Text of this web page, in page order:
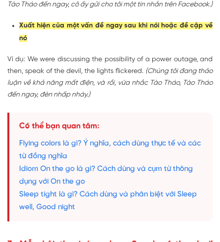
Tào Tháo đến ngay, cô ấy gửi cho tôi một tin nhắn trên Facebook.)
Xuất hiện của một vấn đề ngay sau khi nói hoặc đề cập về
nó
Ví dụ: We were discussing the possibility of a power outage, and
then, speak of the devil , the lights flickered. (Chúng tôi đang thảo
luận về khả năng mất điện, và rồi, vừa nhắc Tào Tháo, Tào Tháo
đến ngay, đèn nhấp nháy.)
Có thể bạn quan tâm:
Flying colors là gì? Ý nghĩa, cách dùng thực tế và các
từ đồng nghĩa
Idiom On the go là gì? Cách dùng và cụm từ thông
dụng với On the go
Sleep tight là gì? Cách dùng và phân biệt với Sleep
well, Good night